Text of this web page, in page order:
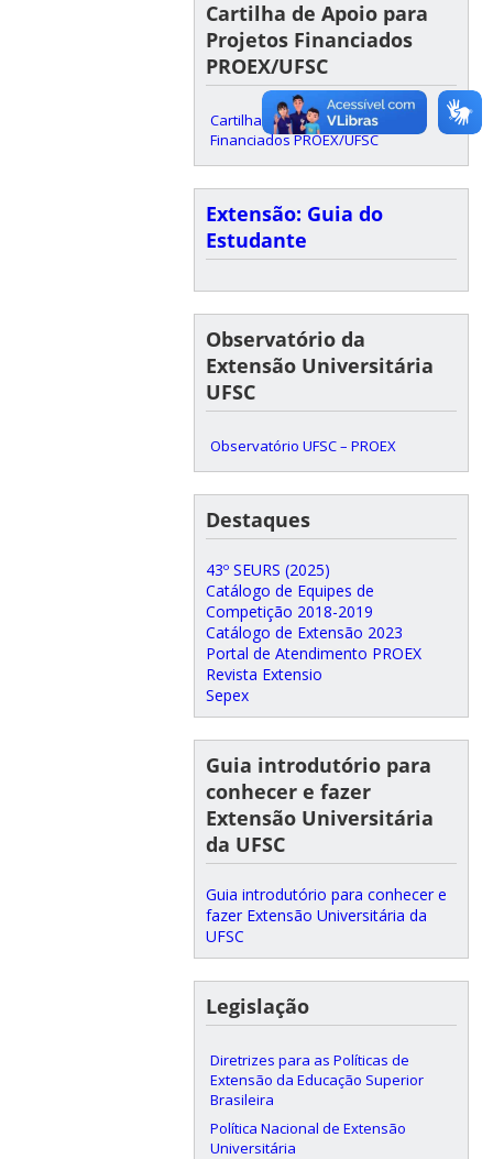
Cartilha de Apoio para
Projetos Financiados
PROEX/UFSC
Cartilha de Apoio para Projetos
Financiados PROEX/UFSC
Extensão: Guia do
Estudante
Observatório da
Extensão Universitária
UFSC
Observatório UFSC – PROEX
Destaques
43º SEURS (2025)
Catálogo de Equipes de
Competição 2018-2019
Catálogo de Extensão 2023
Portal de Atendimento PROEX
Revista Extensio
Sepex
Guia introdutório para
conhecer e fazer
Extensão Universitária
da UFSC
Guia introdutório para conhecer e
fazer Extensão Universitária da
UFSC
Legislação
Diretrizes para as Políticas de
Extensão da Educação Superior
Brasileira
Política Nacional de Extensão
Universitária